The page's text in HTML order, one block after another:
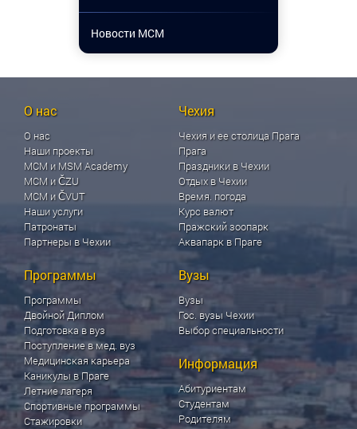
Новости МСМ
О нас
О нас
Наши проекты
МСМ и MSM Academy
МСМ и ČZU
МСМ и ČVUT
Наши услуги
Патронаты
Партнеры в Чехии
Чехия
Чехия и ее столица Прага
Прага
Праздники в Чехии
Отдых в Чехии
Время. погода
Курс валют
Пражский зоопарк
Аквапарк в Праге
Программы
Программы
Двойной Диплом
Подготовка в вуз
Поступление в мед. вуз
Медицинская карьера
Каникулы в Праге
Летние лагеря
Спортивные программы
Стажировки
Вузы
Вузы
Гос. вузы Чехии
Выбор специальности
Информация
Абитуриентам
Студентам
Родителям